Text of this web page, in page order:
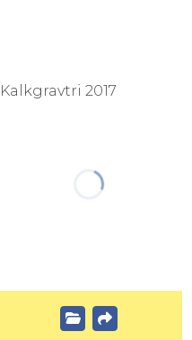
Kalkgravtri 2017